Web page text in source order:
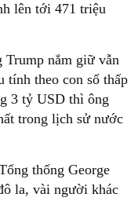
lên tới 471 triệu
Trump nắm giữ vẫn
tính theo con số thấp
3 tỷ USD thì ông
trong lịch sử nước
thống George
la, vài người khác